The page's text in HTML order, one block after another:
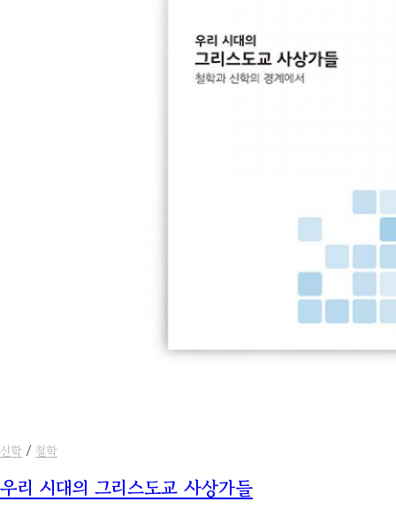
신학 / 철학
우리 시대의 그리스도교 사상가들